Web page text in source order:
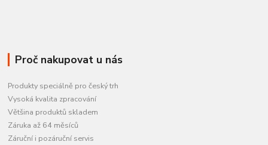
Proč nakupovat u nás
Produkty speciálně pro český trh
Vysoká kvalita zpracování
Většina produktů skladem
Záruka až 64 měsíců
Záruční i pozáruční servis